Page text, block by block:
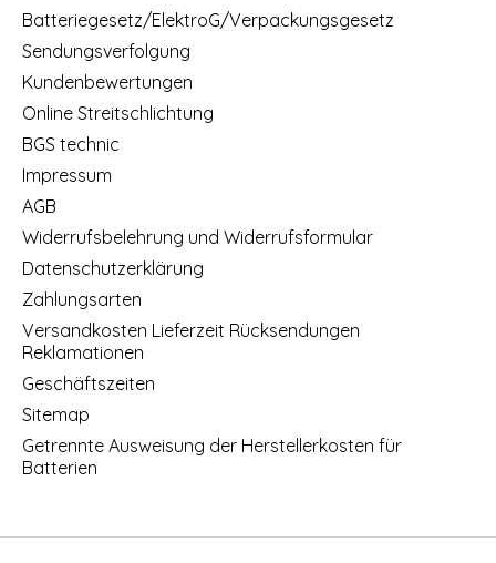
Batteriegesetz/ElektroG/Verpackungsgesetz
Sendungsverfolgung
Kundenbewertungen
Online Streitschlichtung
BGS technic
Impressum
AGB
Widerrufsbelehrung und Widerrufsformular
Datenschutzerklärung
Zahlungsarten
Versandkosten Lieferzeit Rücksendungen
Reklamationen
Geschäftszeiten
Sitemap
Getrennte Ausweisung der Herstellerkosten für
Batterien